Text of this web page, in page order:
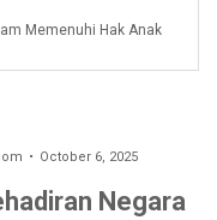
Memenuhi Hak Anak
October 6, 2025
Negara